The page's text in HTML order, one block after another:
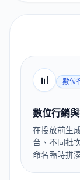
📊 數位
數位行銷
在投放前生
台、不同批
命名臨時拼